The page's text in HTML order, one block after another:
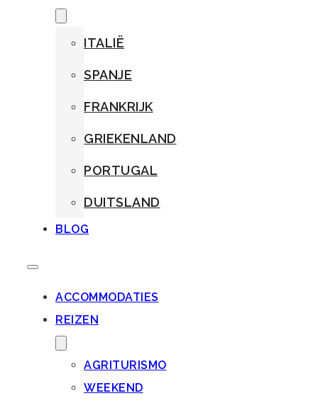
ITALIË
SPANJE
FRANKRIJK
GRIEKENLAND
PORTUGAL
DUITSLAND
BLOG
ACCOMMODATIES
REIZEN
AGRITURISMO
WEEKEND